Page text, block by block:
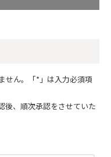
ん。 「*」 は入力必須項
後、順次承認をさせていた